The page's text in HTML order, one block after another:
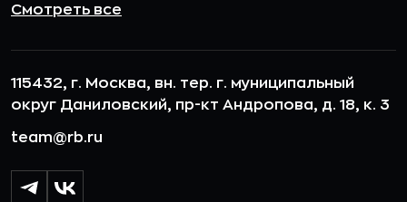
Смотреть все
115432, г. Москва, вн. тер. г. муниципальный
округ Даниловский, пр-кт Андропова, д. 18, к. 3
team@rb.ru